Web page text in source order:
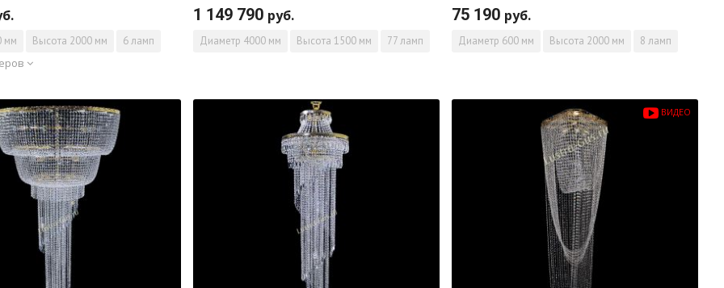
мм Высота 2000 мм 6 ламп
1 149 790 руб.
Диаметр 4000 мм Высота 1500 мм 77 ламп
75 190 руб.
Диаметр 600 мм Высота 2000 мм 8 ламп
ВИДЕО